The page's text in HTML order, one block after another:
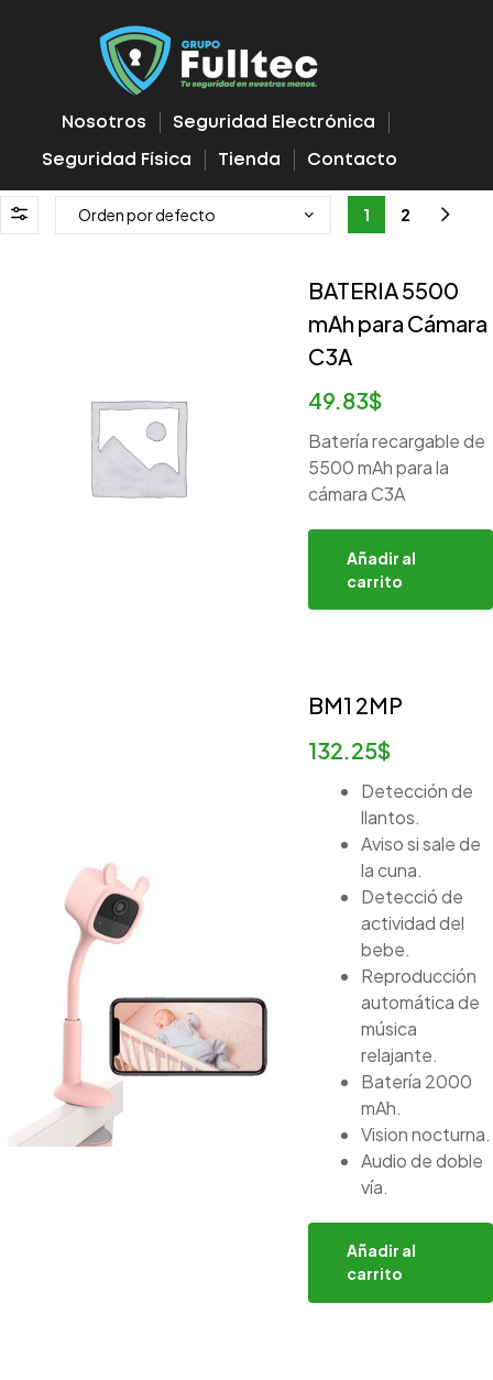
Nosotros Seguridad Electrónica
Seguridad Física Tienda Contacto
1 2
BATERIA 5500
mAh para Cámara
C3A
49.83$
Batería recargable de
5500 mAh para la
cámara C3A
Añadir al
carrito
BM1 2MP
132.25$
Detección de
llantos.
Aviso si sale de
la cuna.
Detecció de
actividad del
bebe.
Reproducción
automática de
música
relajante.
Batería 2000
mAh.
Vision nocturna.
Audio de doble
vía.
Añadir al
carrito